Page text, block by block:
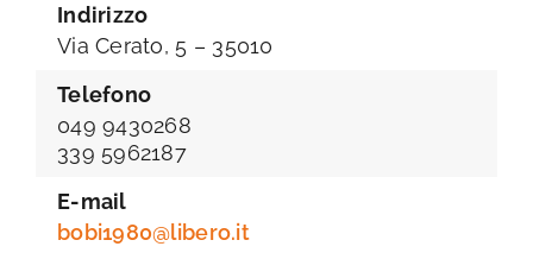
Indirizzo
Via Cerato, 5 – 35010
Telefono
049 9430268
339 5962187
E-mail
bobi1980@libero.it